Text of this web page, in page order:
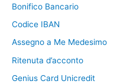
Bonifico Bancario
Codice IBAN
Assegno a Me Medesimo
Ritenuta d’acconto
Genius Card Unicredit